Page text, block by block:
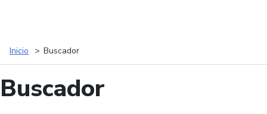
Inicio Buscador
Buscador